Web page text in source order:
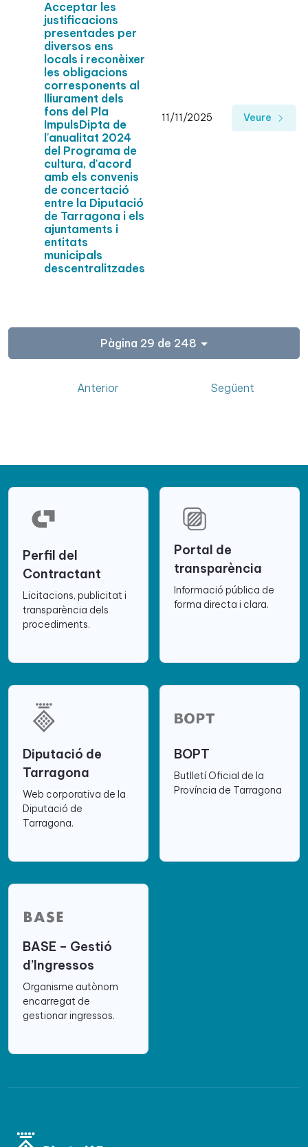
Acceptar les
justificacions
presentades per
diversos ens
locals i reconèixer
les obligacions
corresponents al
lliurament dels
fons del Pla
ImpulsDipta de
l'anualitat 2024
del Programa de
cultura, d'acord
amb els convenis
de concertació
entre la Diputació
de Tarragona i els
ajuntaments i
entitats
municipals
descentralitzades
11/11/2025 Veure
Pàgina 29 de 248
Anterior Següent
Perfil del
Contractant
Licitacions, publicitat i
transparència dels
procediments.
Portal de
transparència
Informació pública de
forma directa i clara.
Diputació de
Tarragona
Web corporativa de la
Diputació de
Tarragona.
BOPT
Butlletí Oficial de la
Província de Tarragona
BASE – Gestió
d’Ingressos
Organisme autònom
encarregat de
gestionar ingressos.